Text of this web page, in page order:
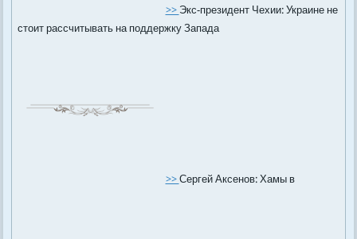
>>Экс-президент Чехии: Украине не
стоит рассчитывать на поддержку Запада
>>Сергей Аксенов: Хамы в